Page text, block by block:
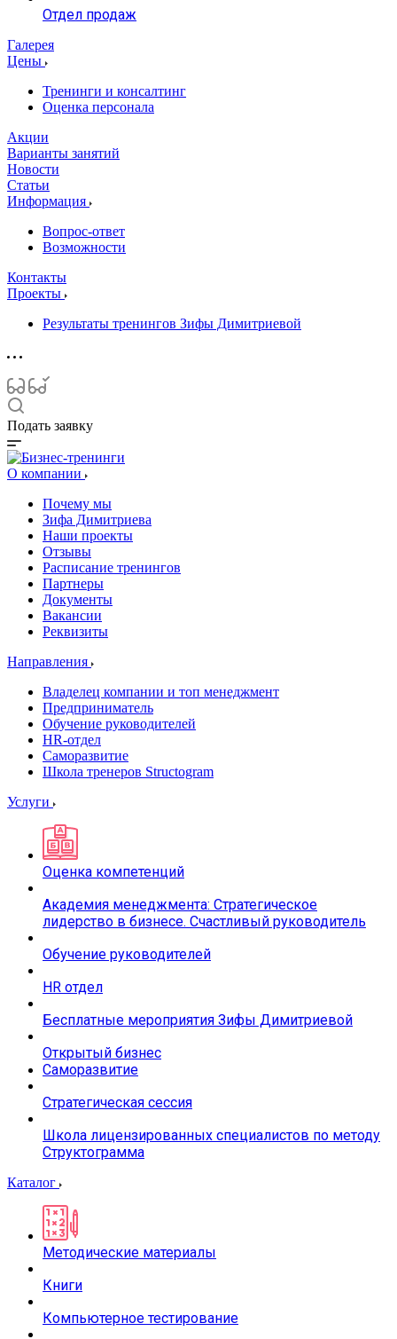
Отдел продаж
Галерея
Цены
Тренинги и консалтинг
Оценка персонала
Акции
Варианты занятий
Новости
Статьи
Информация
Вопрос-ответ
Возможности
Контакты
Проекты
Результаты тренингов Зифы Димитриевой
Подать заявку
О компании
Почему мы
Зифа Димитриева
Наши проекты
Отзывы
Расписание тренингов
Партнеры
Документы
Вакансии
Реквизиты
Направления
Владелец компании и топ менеджмент
Предприниматель
Обучение руководителей
HR-отдел
Саморазвитие
Школа тренеров Structogram
Услуги
Оценка компетенций
Академия менеджмента: Стратегическое
лидерство в бизнесе. Счастливый руководитель
Обучение руководителей
HR отдел
Бесплатные мероприятия Зифы Димитриевой
Открытый бизнес
Саморазвитие
Стратегическая сессия
Школа лицензированных специалистов по методу
Структограмма
Каталог
Методические материалы
Книги
Компьютерное тестирование